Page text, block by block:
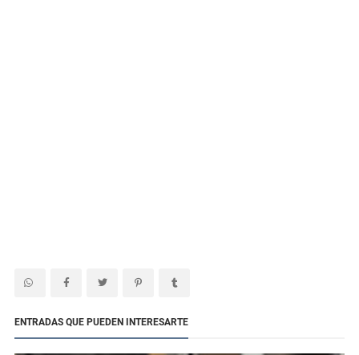
ENTRADAS QUE PUEDEN INTERESARTE